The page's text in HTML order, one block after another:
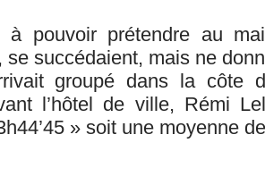
à pouvoir prétendre au
se succédaient, mais ne
groupé dans la côte
l’hôtel de ville, Rémi
» soit une moyenne